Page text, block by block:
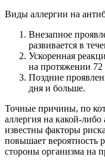
Виды аллергии на
Внезапное
развивается в
Ускоренная
на протяжении 72
Поздние
дня и больше.
Точные причины, по
аллергия на какой-
известны факторы
повышает вероятность
стороны организма на